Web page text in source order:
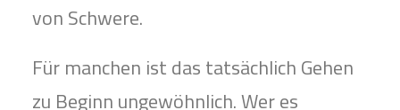
von Schwere.
Für manchen ist das tatsächlich Gehen
zu Beginn ungewöhnlich. Wer es